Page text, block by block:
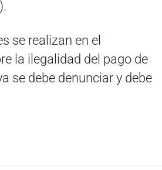
se realizan en el
la ilegalidad del pago de
se debe denunciar y debe